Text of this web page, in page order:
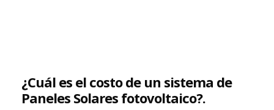
¿Cuál es el costo de un sistema de
Paneles Solares fotovoltaico?.